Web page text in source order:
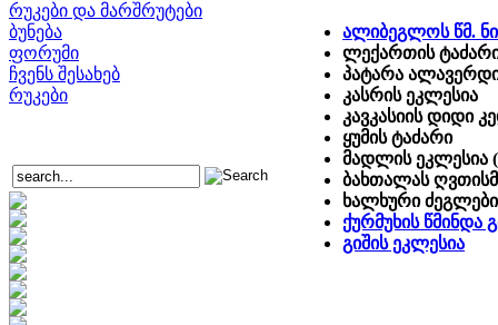
რუკები და მარშრუტები
ბუნება
ფორუმი
ჩვენს შესახებ
რუკები
ალიბეგლოს წმ.
ლექართის
პატარა ალავერდი
კასრის ეკლესია
კავკასიის დიდი
ყუმის ტაძარი
მადლის ეკლესია
ბახთალას
ხალხური ძეგლები
ქურმუხის წმინდა
გიშის ეკლესია